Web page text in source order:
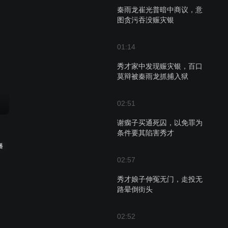
秦雨龙崔光普暗中商议，意
图贪污吞没赈灾银
01:14
秀才家中发现赈灾银，百口
莫辩被秦雨龙抓捕入狱
02:51
谢瘸子买通死囚，以免罪为
条件要其陷害秀才
02:57
秀才娘子伸冤无门，走投无
路晕倒街头
02:52